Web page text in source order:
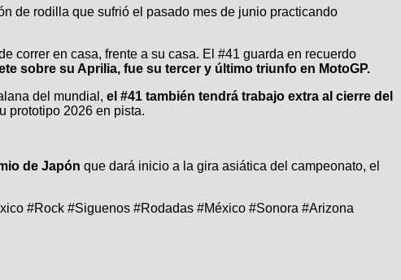
de rodilla que sufrió el pasado mes de junio practicando
correr en casa, frente a su casa. El #41 guarda en recuerdo
sobre su Aprilia, fue su tercer y último triunfo en MotoGP.
del mundial, el #41 también tendrá trabajo extra al cierre del
prototipo 2026 en pista.
de Japón que dará inicio a la gira asiática del campeonato, el
#Rock #Siguenos #Rodadas #México #Sonora #Arizona